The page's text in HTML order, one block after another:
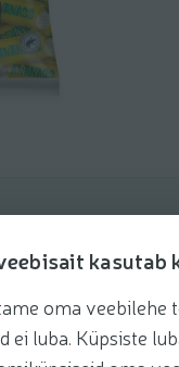
kasutab
oma veebilehe
ei luba. Küpsiste